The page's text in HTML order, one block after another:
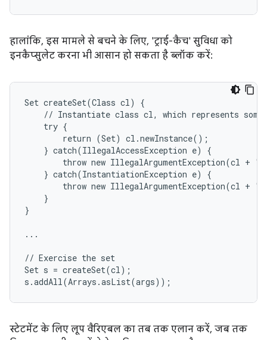
हालांकि, इस मामले से बचने के लिए, 'ट्राई-कैच' सुविधा को
इनकैप्सुलेट करना भी आसान हो सकता है ब्लॉक करें:
Set createSet(Class cl) {
// Instantiate class cl, which represents some
    try {
        return (Set) cl.newInstance();
    } catch(IllegalAccessException e) {
throw new IllegalArgumentException(cl + "
    } catch(InstantiationException e) {
throw new IllegalArgumentException(cl + "
    }
}
...
// Exercise the set
Set s = createSet(cl);
s.addAll(Arrays.asList(args));
स्टेटमेंट के लिए लूप वैरिएबल का तब तक एलान करें, जब तक